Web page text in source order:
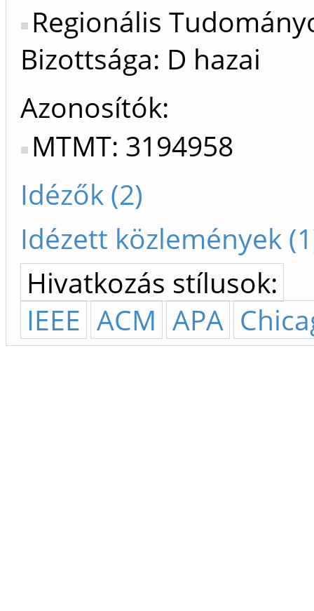
Regionális
Bizottsága: D hazai
Azonosítók
MTMT: 3194958
Idézők (2)
Idézett közlemények
Hivatkozás stílusok:
IEEE ACM APA